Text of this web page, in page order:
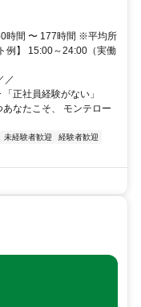
時間 〜 177時間 ※平均所
例】 15:00～24:00（実働
／
経験がない」
あなたこそ、 モンテロー
未経験者歓迎
経験者歓迎